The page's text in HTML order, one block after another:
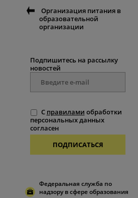
Организация питания в
образовательной
организации
Подпишитесь на рассылку
новостей
С правилами обработки
персональных данных
согласен
ПОДПИСАТЬСЯ
Федеральная служба по
надзору в сфере образования